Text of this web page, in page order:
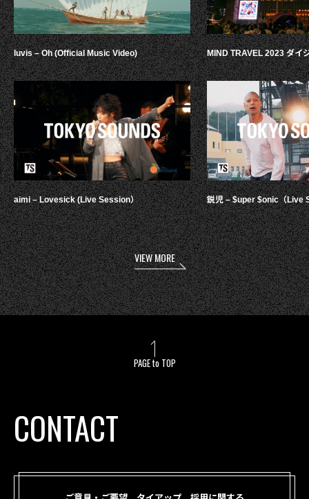
luvis – Oh (Official Music Video)
aimi – Lovesick (Live Session）
MIND TRAVEL 2023 ダイ
鋭児 – $uper $onic（Live
VIEW MORE
PAGE to TOP
CONTACT